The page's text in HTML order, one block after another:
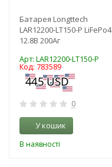
Батарея Longttech
LAR12200-LT150-P LiFePo4
12.8В 200Аг
Арт: LAR12200-LT150-P
Код: 783589
0
У кошик
В наявності